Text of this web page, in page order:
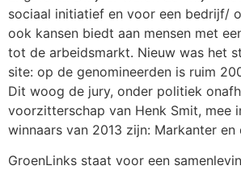
sociaal initiatief en voor een bedrijf/
ook kansen biedt aan mensen met
tot de arbeidsmarkt. Nieuw was het
site: op de genomineerden is ruim
Dit woog de jury, onder politiek
voorzitterschap van Henk Smit, mee
winnaars van 2013 zijn: Markanter en
GroenLinks staat voor een